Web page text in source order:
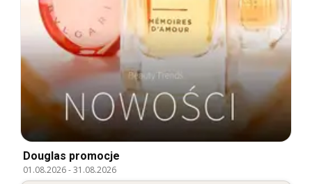
Douglas promocje
01.08.2026-31.08.2026